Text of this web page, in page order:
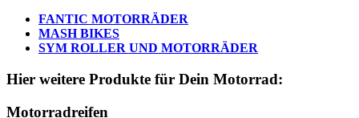
FANTIC MOTORRÄDER
MASH BIKES
SYM ROLLER UND MOTORRÄDER
Hier weitere Produkte für Dein Motorrad:
Motorradreifen